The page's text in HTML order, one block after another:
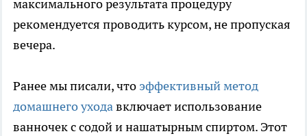
максимального результата процедуру
рекомендуется проводить курсом, не пропуская
вечера.
Ранее мы писали, что эффективный метод
домашнего уходавключает использование
ванночек с содой и нашатырным спиртом. Этот